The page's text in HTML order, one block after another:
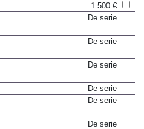
1.500 €
De serie
De serie
De serie
De serie
De serie
De serie